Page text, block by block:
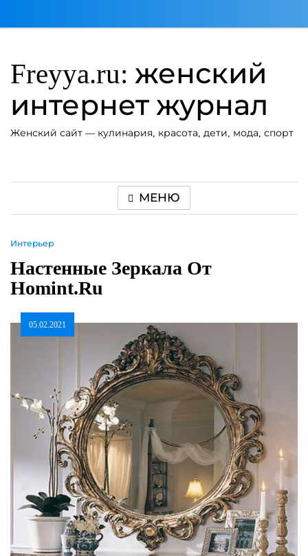
Freyya.ru: женский
интернет журнал
Женский сайт — кулинария, красота, дети, мода, спорт
МЕНЮ
Интерьер
Настенные Зеркала От
Homint.ru
05.02.2021